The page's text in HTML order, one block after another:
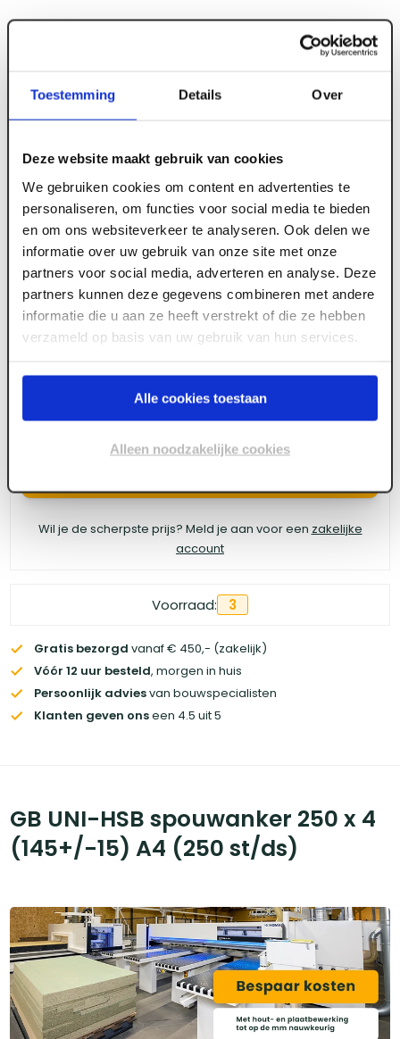
Toestemming Details Over
Deze website maakt gebruik van cookies
We gebruiken cookies om content en advertenties te
personaliseren, om functies voor social media te bieden
en om ons websiteverkeer te analyseren. Ook delen we
informatie over uw gebruik van onze site met onze
partners voor social media, adverteren en analyse. Deze
partners kunnen deze gegevens combineren met andere
informatie die u aan ze heeft verstrekt of die ze hebben
verzameld op basis van uw gebruik van hun services.
Alle cookies toestaan
Alleen noodzakelijke cookies
ART002805
GB UNI-HSB spouwanker 250 x 4 (145+/-15)
A4 (250 st/ds)
Meld je aan of maak een account aan om toegang
te krijgen tot de prijzen.
Wil je de scherpste prijs? Meld je aan voor een zakelijke
account
Voorraad: 3
Gratis bezorgd vanaf € 450,- (zakelijk)
Vóór 12 uur besteld, morgen in huis
Persoonlijk adviesvan bouwspecialisten
Klanten geven onseen 4.5 uit 5
GB UNI-HSB spouwanker 250 x 4
(145+/-15) A4 (250 st/ds)